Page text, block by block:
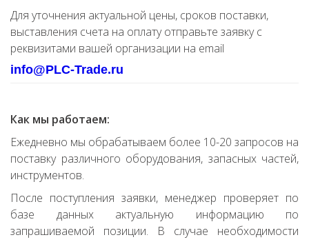
Для уточнения актуальной цены, сроков поставки,
выставления счета на оплату отправьте заявку с
реквизитами вашей организации на email
info@PLC-Trade.ru
Как мы работаем:
Ежедневно мы обрабатываем более 10-20 запросов на
поставку различного оборудования, запасных частей,
инструментов.
После поступления заявки, менеджер проверяет по
базе данных актуальную информацию по
запрашиваемой позиции. В случае необходимости